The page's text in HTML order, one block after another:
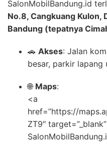
SalonMobilBandung.id
No.8, Cangkuang Kulon,
Bandung (tepatnya
🚗 Akses: Jalan
besar, parkir lapang
🌐 Maps:
<a
href=”https://
ZT9″